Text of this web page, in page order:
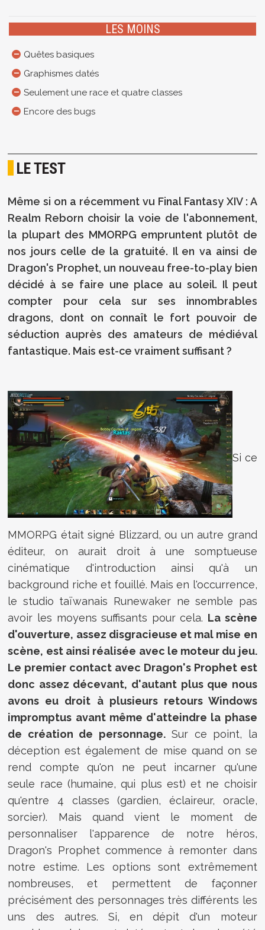
LES MOINS
Quêtes basiques
Graphismes datés
Seulement une race et quatre classes
Encore des bugs
LE TEST
Même si on a récemment vu Final Fantasy XIV : A
Realm Reborn choisir la voie de l'abonnement,
la plupart des MMORPG empruntent plutôt de
nos jours celle de la gratuité. Il en va ainsi de
Dragon's Prophet, un nouveau free-to-play bien
décidé à se faire une place au soleil. Il peut
compter pour cela sur ses innombrables
dragons, dont on connaît le fort pouvoir de
séduction auprès des amateurs de médiéval
fantastique. Mais est-ce vraiment suffisant ?
Si ce
MMORPG était signé Blizzard, ou un autre grand
éditeur, on aurait droit à une somptueuse
cinématique d'introduction ainsi qu'à un
background riche et fouillé. Mais en l'occurrence,
le studio taïwanais Runewaker ne semble pas
avoir les moyens suffisants pour cela. La scène
d'ouverture, assez disgracieuse et mal mise en
scène, est ainsi réalisée avec le moteur du jeu.
Le premier contact avec Dragon's Prophet est
donc assez décevant, d'autant plus que nous
avons eu droit à plusieurs retours Windows
impromptus avant même d'atteindre la phase
de création de personnage.Sur ce point, la
déception est également de mise quand on se
rend compte qu'on ne peut incarner qu'une
seule race (humaine, qui plus est) et ne choisir
qu'entre 4 classes (gardien, éclaireur, oracle,
sorcier). Mais quand vient le moment de
personnaliser l'apparence de notre héros,
Dragon's Prophet commence à remonter dans
notre estime. Les options sont extrêmement
nombreuses, et permettent de façonner
précisément des personnages très différents les
uns des autres. Si, en dépit d'un moteur